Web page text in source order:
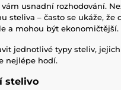
usnadní rozhodování.
steliva – často se ukáže, že
a mohou být ekonomičtější.
jednotlivé typy steliv,
nejlépe hodí.
stelivo